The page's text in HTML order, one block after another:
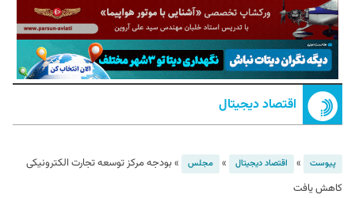
اقتصاد دیجیتال
پیوست » اقتصاد دیجیتال » مجلس »بودجه مرکز توسعه تجارت الکترونیکی
کاهش یافت